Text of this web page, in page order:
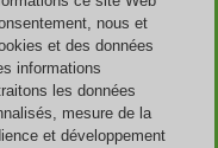
nous et
et des données
informations
les données
mesure de la
et développement